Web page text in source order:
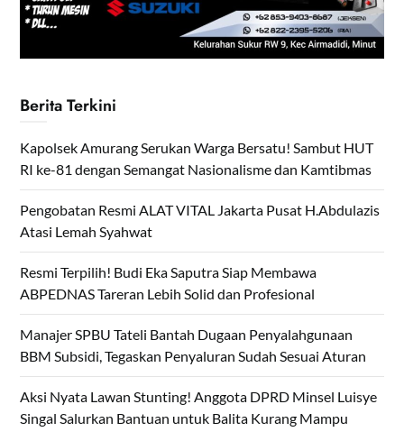
Berita Terkini
Kapolsek Amurang Serukan Warga Bersatu! Sambut HUT
RI ke-81 dengan Semangat Nasionalisme dan Kamtibmas
Pengobatan Resmi ALAT VITAL Jakarta Pusat H.Abdulazis
Atasi Lemah Syahwat
Resmi Terpilih! Budi Eka Saputra Siap Membawa
ABPEDNAS Tareran Lebih Solid dan Profesional
Manajer SPBU Tateli Bantah Dugaan Penyalahgunaan
BBM Subsidi, Tegaskan Penyaluran Sudah Sesuai Aturan
Aksi Nyata Lawan Stunting! Anggota DPRD Minsel Luisye
Singal Salurkan Bantuan untuk Balita Kurang Mampu